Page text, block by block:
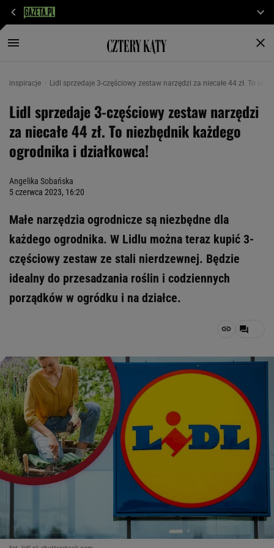
inspiracje Lidl sprzedaje 3-częściowy zestaw narzędzi za niecałe 44 zł. To
Lidl sprzedaje 3-częściowy zestaw narzędzi
za niecałe 44 zł. To niezbędnik każdego
ogrodnika i działkowca!
Angelika Sobańska
5 czerwca 2023, 16:20
Małe narzędzia ogrodnicze są niezbędne dla
każdego ogrodnika. W Lidlu można teraz kupić 3-
częściowy zestaw ze stali nierdzewnej. Będzie
idealny do przesadzania roślin i codziennych
porządków w ogródku i na działce.